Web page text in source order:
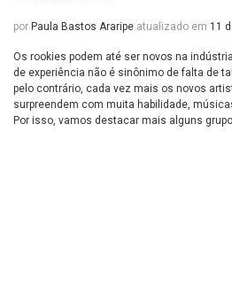
por Paula Bastos Araripe atualizado em 11
Os rookies podem até ser novos na
de experiência não é sinônimo de falta de
pelo contrário, cada vez mais os novos
surpreendem com muita habilidade,
Por isso, vamos destacar mais alguns